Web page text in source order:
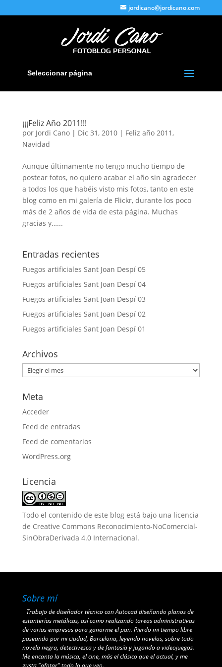
jordicano@jordicano.com
Seleccionar página
¡¡¡Feliz Año 2011!!!
por Jordi Cano| Dic 31, 2010| Feliz año 2011,
Navidad
Aunque últimamente no tengo mucho tiempo de
postear fotos, no quiero acabar el año sin agradecer
a todos los que habéis visto mis fotos, tanto en este
blog como en mi galería de Flickr, durante los poco
más de 2 años de vida de esta página. Muchas
gracias y…...
Entradas recientes
Fuegos artificiales Sant Joan Despí 05
Fuegos artificiales Sant Joan Despí 04
Fuegos artificiales Sant Joan Despí 03
Fuegos artificiales Sant Joan Despí 02
Fuegos artificiales Sant Joan Despí 01
Archivos
Archivos
Meta
Acceder
Feed de entradas
Feed de comentarios
WordPress.org
Licencia
Todo el contenido de este blog está bajo una licencia
de Creative Commons Reconocimiento-NoComercial-
SinObraDerivada 4.0 Internacional.
Sobre mí
Trabajo de diseñador técnico con Autocad diseñando planos de
estanterías metálicas, así como realizando tareas administrativas
de varias empresas para ganarme el pan. Pierdo mi tiempo libre
paseando por mi ciudad, Barcelona, leyendo novelas, sobre todo
novela negra, detectivesca y de fantasía y jugando a videojuegos.
Me encanta la música, el cine, más el clásico que el actual, y me
gusta "afotar" todo lo que veo.